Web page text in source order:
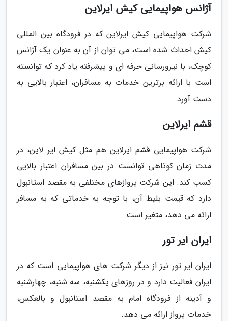
آژانس هواپیمایی کیش ایرلاین
شرکت هواپیمایی کیش ایرلاین که در فرودگاه بین المللی
کیش احداث شده است، می توان از آن به عنوان یک آژانس
کوچک، با نیرورسانی حرفه ای و پیشرفته یاد کرد که توانسته
است با ارائه برترین خدمات به مسافران، اعتبار بالایی به
دست آورد.
قشم ایرلاین
شرکت هواپیمایی قشم ایرلاین هم مثل کیش ایر لاین، در
مدت زمان کوتاهی توانست در بین مسافران اعتبار بالایی
کسب کند. این شرکت پروازهای مختلفی به مقصد استانبول
دارد که قیمت بلیط آن، با توجه به خدماتی که به مسافر
ارائه می دهد، متغیر است.
ایران ایر تور
ایران ایر تور نیز از دیگر شرکت های هواپیمایی است که در
ایران فعالیت دارد و در روزهای یکشنبه، سه شنبه، چهارشنبه
و آدینه از فرودگاه امام به مقصد استانبول و بالعکس،
خدمات پرواز ارائه می دهد.